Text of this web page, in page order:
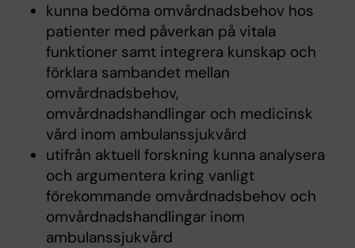
kunna bedöma omvårdnadsbehov hos
patienter med påverkan på vitala
funktioner samt integrera kunskap och
förklara sambandet mellan
omvårdnadsbehov,
omvårdnadshandlingar och medicinsk
vård inom ambulanssjukvård
utifrån aktuell forskning kunna analysera
och argumentera kring vanligt
förekommande omvårdnadsbehov och
omvårdnadshandlingar inom
ambulanssjukvård